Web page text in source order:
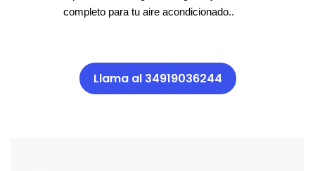
completo para tu aire acondicionado..
Llama al 34919036244